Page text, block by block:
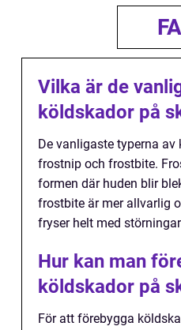
Vilka är de
köldskador på
De vanligaste typerna
frostnip och frostbite.
formen där huden blir
frostbite är mer allvarlig
fryser helt med
Hur kan man
köldskador på
För att förebygga